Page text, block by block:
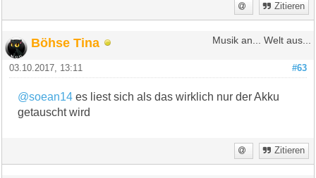
Zitieren
Böhse Tina Musik an... Welt aus...
#63
03.10.2017, 13:11
@soean14 es liest sich als das wirklich nur der Akku
getauscht wird
Zitieren